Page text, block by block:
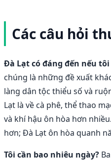
Các câu hỏi
Đà Lạt có đáng đến nếu
chúng là những đề xuất
làng dân tộc thiểu số và
Lạt là về cà phê, thể thao
và khí hậu ôn hòa hơn
hơn; Đà Lạt ôn hòa quanh
Tôi cần bao nhiêu ngày?